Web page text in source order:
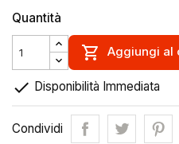
Quantità
 Aggiungi al
 Disponibilità Immediata
Condividi